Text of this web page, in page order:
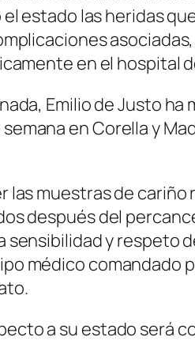
estado las heridas
en el hospital
Emilio de Justo
en Corella y
las muestras de
después del
y respeto
médico comandado
a su estado será